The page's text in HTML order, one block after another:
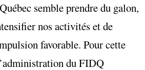
semble prendre du galon,
nos activités et de
favorable. Pour cette
du FIDQ